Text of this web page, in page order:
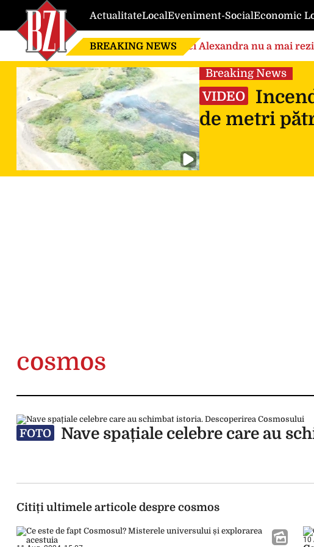
ActualitateLocalEveniment-SocialEconomic
BREAKING NEWS Nici Alexandra nu a mai
de căsnicie
Breaking News
VIDEO
de metri
cosmos
FOTO Nave spațiale celebre care au
Citiți ultimele articole despre cosmos
10